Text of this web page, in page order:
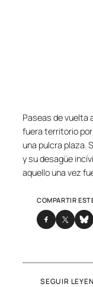
Paseas de vuelta
fuera territorio por
una pulcra plaza.
y su desagüe
aquello una vez
COMPARTIR
SEGUIR